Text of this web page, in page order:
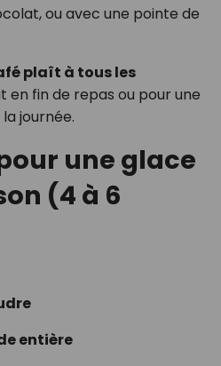
ou avec une pointe de
plaît à tous les
en fin de repas ou pour une
journée.
une glace
(4 à 6
entière